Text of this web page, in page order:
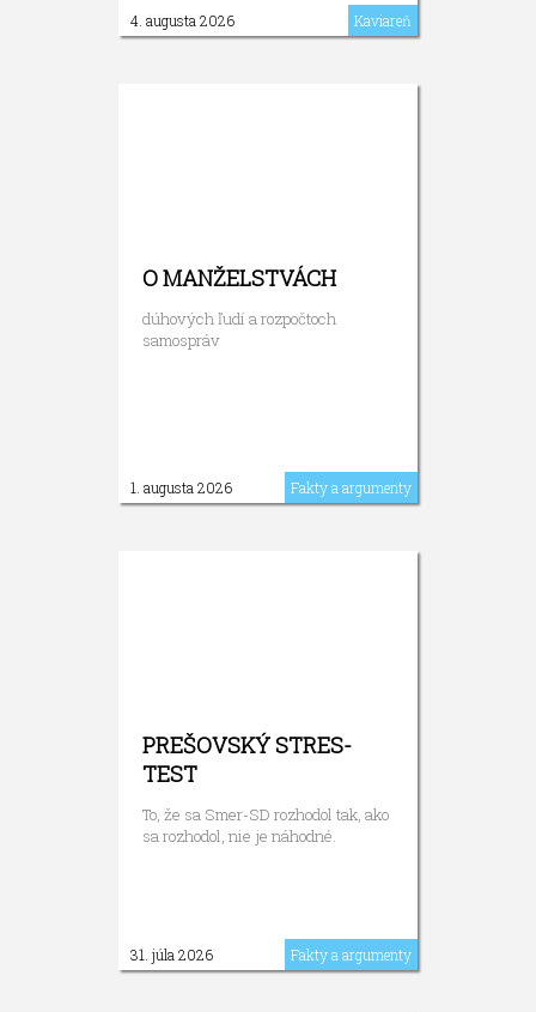
4. augusta 2026 Kaviareň
O MANŽELSTVÁCH
dúhových ľudí a rozpočtoch
samospráv
1. augusta 2026 Fakty a argumenty
PREŠOVSKÝ STRES-
TEST
To, že sa Smer-SD rozhodol tak, ako
sa rozhodol, nie je náhodné.
31. júla 2026 Fakty a argumenty